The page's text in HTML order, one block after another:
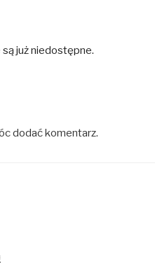
już niedostępne.
dodać komentarz.